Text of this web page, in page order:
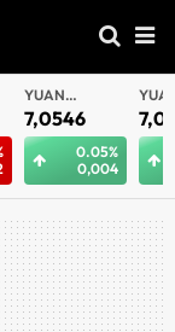
YUAN
OFFSHORE
7,0546
0.05%
0,004
YUAN
7,0538